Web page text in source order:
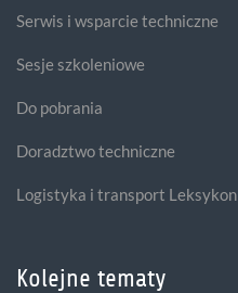
Serwis i wsparcie techniczne
Sesje szkoleniowe
Do pobrania
Doradztwo techniczne
Logistyka i transport Leksykon
Kolejne tematy